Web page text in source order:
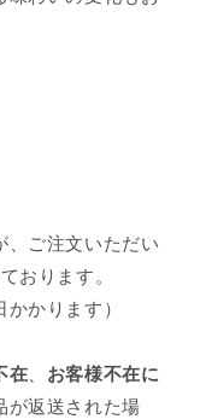
ご注文いただい
おります。
かります）
在、 お客様不在に
が返送された場